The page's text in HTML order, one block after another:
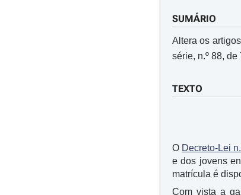
SUMÁRIO
Altera os artigos
série, n.º 88,
TEXTO
O Decreto-Lei
e dos jovens
matrícula é
Com vista a